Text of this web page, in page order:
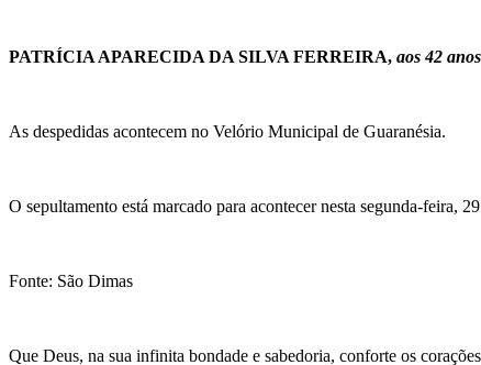
PATRÍCIA APARECIDA DA SILVA FERREIRA, aos 42
As despedidas acontecem no Velório Municipal de Guaranésia.
O sepultamento está marcado para acontecer nesta segunda-feira,
Fonte: São Dimas
Que Deus, na sua infinita bondade e sabedoria, conforte os